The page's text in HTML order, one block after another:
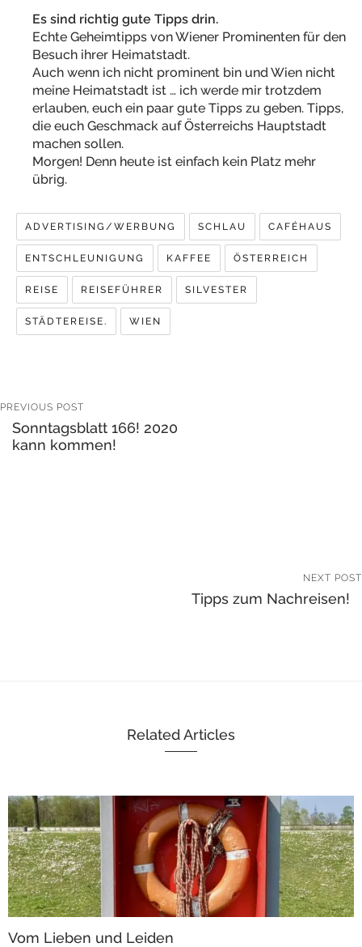
Es sind richtig gute Tipps drin.
Echte Geheimtipps von Wiener Prominenten für den
Besuch ihrer Heimatstadt.
Auch wenn ich nicht prominent bin und Wien nicht
meine Heimatstadt ist … ich werde mir trotzdem
erlauben, euch ein paar gute Tipps zu geben. Tipps,
die euch Geschmack auf Österreichs Hauptstadt
machen sollen.
Morgen! Denn heute ist einfach kein Platz mehr
übrig.
ADVERTISING/WERBUNG SCHLAU CAFÉHAUS
ENTSCHLEUNIGUNG KAFFEE ÖSTERREICH
REISE REISEFÜHRER SILVESTER
STÄDTEREISE. WIEN
PREVIOUS POST
Sonntagsblatt 166! 2020
kann kommen!
NEXT POST
Tipps zum Nachreisen!
Related Articles
Vom Lieben und Leiden